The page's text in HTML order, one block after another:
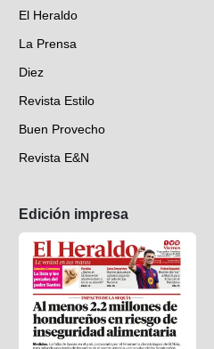
El Heraldo
La Prensa
Diez
Revista Estilo
Buen Provecho
Revista E&N
Edición impresa